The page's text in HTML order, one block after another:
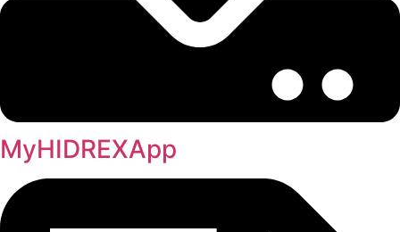
MyHIDREXApp